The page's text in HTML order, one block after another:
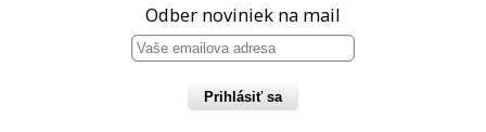
Odber noviniek na mail
Prihlásiť sa